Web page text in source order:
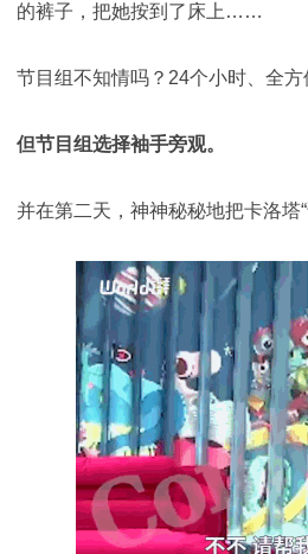
的裤子，把她按到了床上……
节目组不知情吗？24个小时、全
但节目组选择袖手旁观。
并在第二天，神神秘秘地把卡洛塔